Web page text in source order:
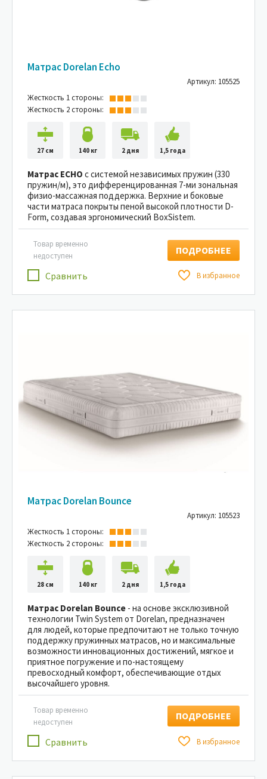
Матрас Dorelan Echo
Артикул: 105525
Жесткость 1 стороны:
Жесткость 2 стороны:
27 см 140 кг 2 дня 1,5 года
Матрас ECHO с системой независимых пружин (330
пружин/м), это дифференцированная 7-ми зональная
физио-массажная поддержка. Верхние и боковые
части матраса покрыты пеной высокой плотности D-
Form, создавая эргономический BoxSistem.
Сравнить В избранное
Товар временно
недоступен
ПОДРОБНЕЕ
Матрас Dorelan Bounce
Артикул: 105523
Жесткость 1 стороны:
Жесткость 2 стороны:
28 см 140 кг 2 дня 1,5 года
Матрас Dorelan Bounce - на основе эксклюзивной
технологии Twin System от Dorelan, предназначен
для людей, которые предпочитают не только точную
поддержку пружинных матрасов, но и максимальные
возможности инновационных достижений, мягкое и
приятное погружение и по-настоящему
превосходный комфорт, обеспечивающие отдых
высочайшего уровня.
Сравнить В избранное
Товар временно
недоступен
ПОДРОБНЕЕ